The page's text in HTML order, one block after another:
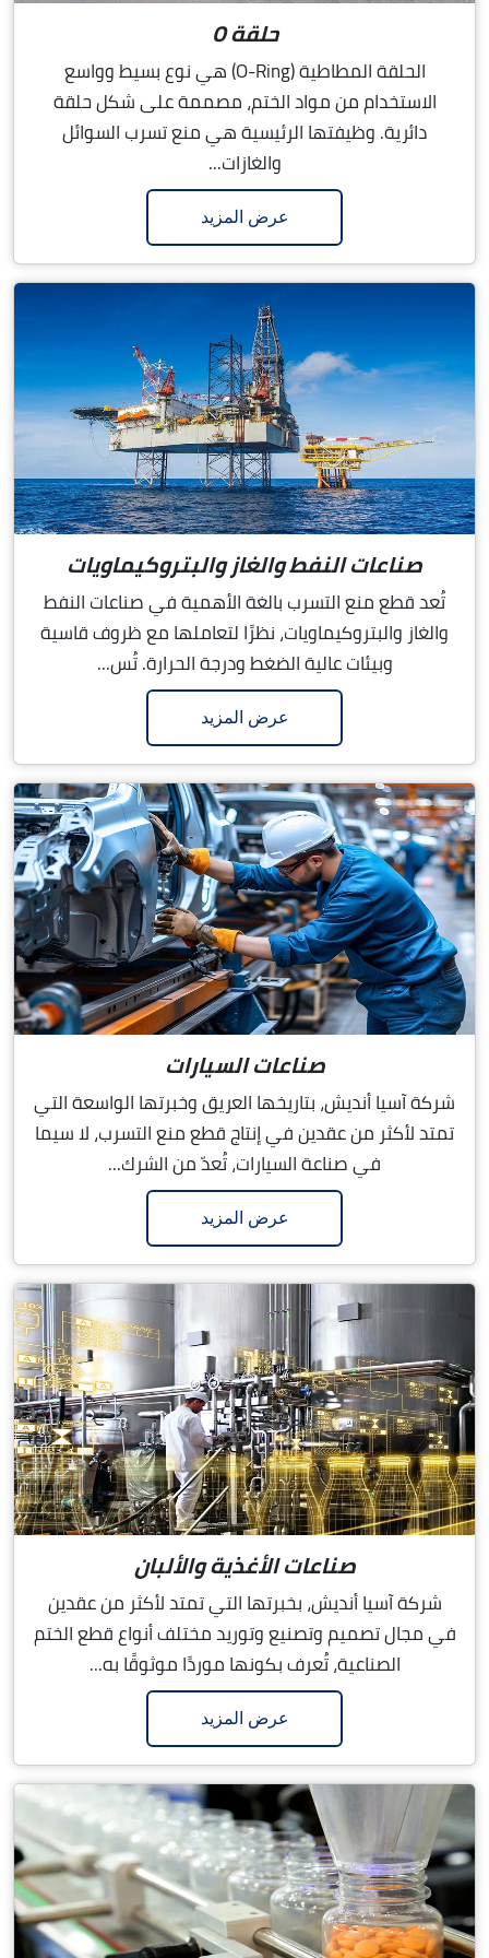
حلقة O
الحلقة المطاطية (O-Ring) هي نوع بسيط وواسع
الاستخدام من مواد الختم، مصممة على شكل حلقة
دائرية. وظيفتها الرئيسية هي منع تسرب السوائل
والغازات...
عرض المزيد
صناعات النفط والغاز والبتروكيماويات
تُعد قطع منع التسرب بالغة الأهمية في صناعات النفط
والغاز والبتروكيماويات، نظرًا لتعاملها مع ظروف قاسية
وبيئات عالية الضغط ودرجة الحرارة. تُس...
عرض المزيد
صناعات السيارات
شركة آسيا أنديش، بتاريخها العريق وخبرتها الواسعة التي
تمتد لأكثر من عقدين في إنتاج قطع منع التسرب، لا سيما
في صناعة السيارات، تُعدّ من الشرك...
عرض المزيد
صناعات الأغذية والألبان
شركة آسيا أنديش، بخبرتها التي تمتد لأكثر من عقدين
في مجال تصميم وتصنيع وتوريد مختلف أنواع قطع الختم
الصناعية، تُعرف بكونها موردًا موثوقًا به...
عرض المزيد